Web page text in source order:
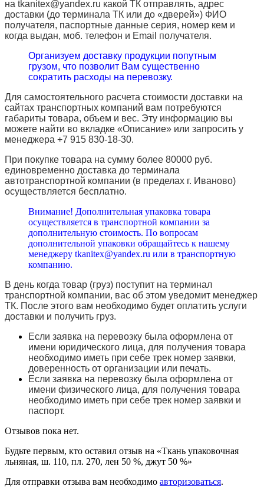
на tkanitex@yandex.ru какой ТК отправлять, адрес
доставки (до терминала ТК или до «дверей») ФИО
получателя, паспортные данные серия, номер кем и
когда выдан, моб. телефон и Email получателя.
Организуем доставку продукции попутным
грузом, что позволит Вам существенно
сократить расходы на перевозку.
Для самостоятельного расчета стоимости доставки на
сайтах транспортных компаний вам потребуются
габариты товара, объем и вес. Эту информацию вы
можете найти во вкладке «Описание» или запросить у
менеджера +7 915 830-18-30.
При покупке товара на сумму более 80000 руб.
единовременно доставка до терминала
автотранспортной компании (в пределах г. Иваново)
осуществляется бесплатно.
Внимание! Дополнительная упаковка товара
осуществляется в транспортной компании за
дополнительную стоимость. По вопросам
дополнительной упаковки обращайтесь к нашему
менеджеру tkanitex@yandex.ru или в транспортную
компанию.
В день когда товар (груз) поступит на терминал
транспортной компании, вас об этом уведомит менеджер
ТК. После этого вам необходимо будет оплатить услуги
доставки и получить груз.
Если заявка на перевозку была оформлена от
имени юридического лица, для получения товара
необходимо иметь при себе трек номер заявки,
доверенность от организации или печать.
Если заявка на перевозку была оформлена от
имени физического лица, для получения товара
необходимо иметь при себе трек номер заявки и
паспорт.
Отзывов пока нет.
Будьте первым, кто оставил отзыв на «Ткань упаковочная
льняная, ш. 110, пл. 270, лен 50 %, джут 50 %»
Для отправки отзыва вам необходимо авторизоваться.